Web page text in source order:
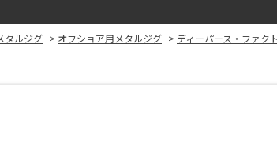
タルジグ > オフショア用メタルジグ > ディーパース・ファ